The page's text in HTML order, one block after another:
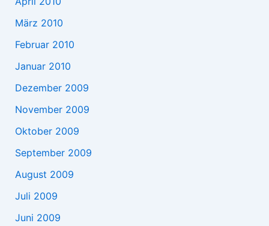
März 2010
Februar 2010
Januar 2010
Dezember 2009
November 2009
Oktober 2009
September 2009
August 2009
Juli 2009
Juni 2009